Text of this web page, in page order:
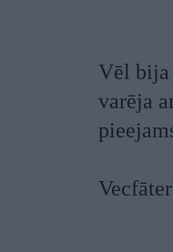
Vēl bija
varēja